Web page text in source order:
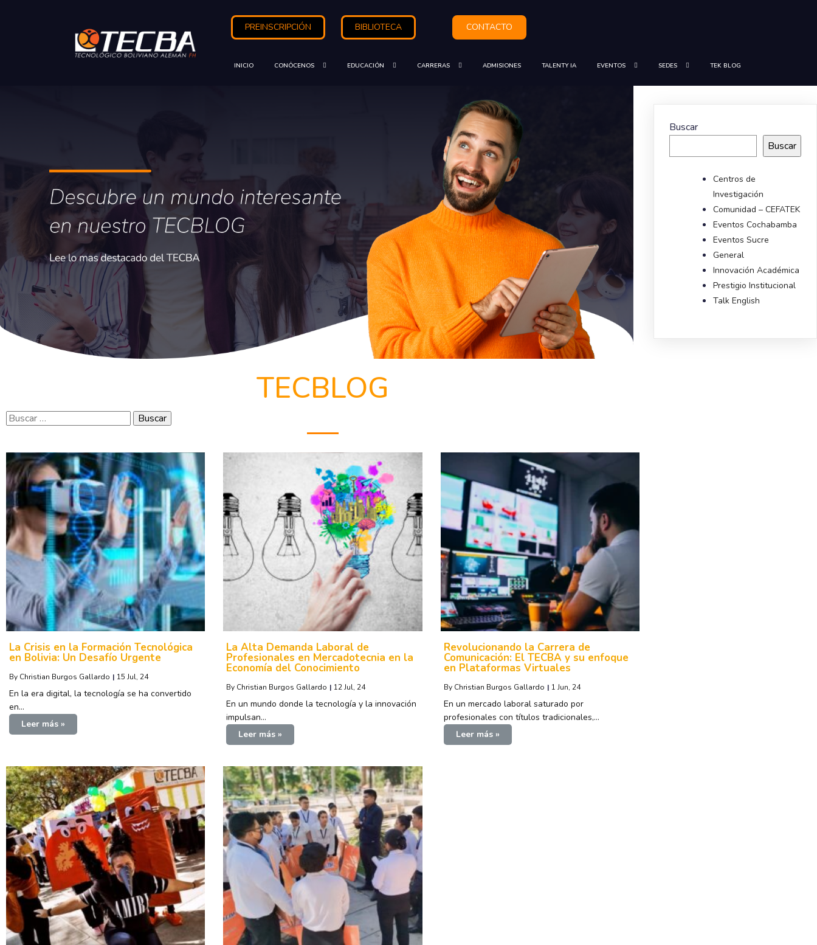
PREINSCRIPCIÓN BIBLIOTECA CONTACTO
INICIO CONÓCENOS EDUCACIÓN CARRERAS ADMISIONES TALENTY IA EVENTOS SEDES TEK BLOG
TECBLOG
Buscar:
La Crisis en la Formación Tecnológica
en Bolivia: Un Desafío Urgente
By Christian Burgos Gallardo | 15 Jul, 24
En la era digital, la tecnología se ha convertido
en…
Leer más »
La Alta Demanda Laboral de
Profesionales en Mercadotecnia en la
Economía del Conocimiento
By Christian Burgos Gallardo | 12 Jul, 24
En un mundo donde la tecnología y la innovación
impulsan…
Leer más »
Revolucionando la Carrera de
Comunicación: El TECBA y su enfoque
en Plataformas Virtuales
By Christian Burgos Gallardo | 1 Jun, 24
En un mercado laboral saturado por
profesionales con títulos tradicionales,…
Leer más »
Buscar
Buscar
Centros de
Investigación
Comunidad – CEFATEK
Eventos Cochabamba
Eventos Sucre
General
Innovación Académica
Prestigio Institucional
Talk English